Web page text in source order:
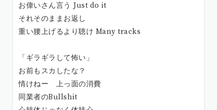
お偉いさん言う Just do it
それそのままお返し
重い腰上げるより聴け Many tracks
「ギラギラして怖い」
お前もスカしたな？
情けねー 上っ面の消費
同業者のBullshit